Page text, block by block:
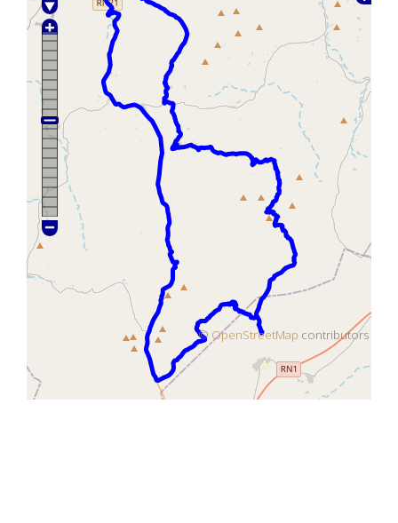
© OpenStreetMap contributors